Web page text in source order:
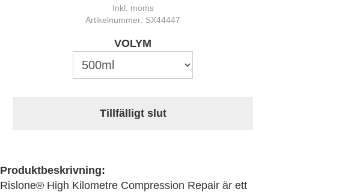
Inkl. moms
Artikelnummer: SX44447
VOLYM
Tillfälligt slut
Produktbeskrivning:
Rislone® High Kilometre Compression Repair är ett